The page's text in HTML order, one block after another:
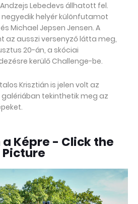
Lebedevs állhatott fel.
helyér különfutamot
Michael Jepsen Jensen. A
az ausszi versenyző látta meg,
20-án, a skóciai
kerülő Challenge-be.
Krisztián is jelen volt az
tekinthetik meg az
Képre - Click the
Picture